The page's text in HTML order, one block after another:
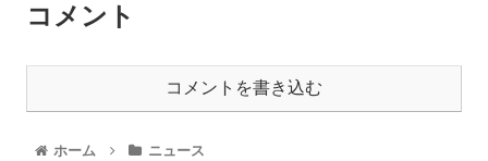
コメント
コメントを書き込む
ホーム ニュース